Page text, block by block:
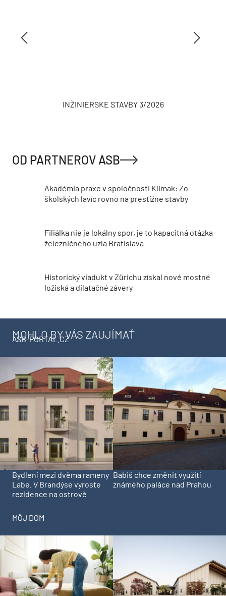
INŽINIERSKE STAVBY 3/2026
OD PARTNEROV ASB
Akadémia praxe v spoločnosti Klimak: Zo
školských lavíc rovno na prestížne stavby
Filiálka nie je lokálny spor, je to kapacitná otázka
železničného uzla Bratislava
Historický viadukt v Zürichu získal nové mostné
ložiská a dilatačné závery
MOHLO BY VÁS ZAUJÍMAŤ
ASB-PORTAL.CZ
Bydlení mezi dvěma rameny
Labe. V Brandýse vyroste
rezidence na ostrově
Babiš chce změnit využití
známého paláce nad Prahou
MÔJ DOM